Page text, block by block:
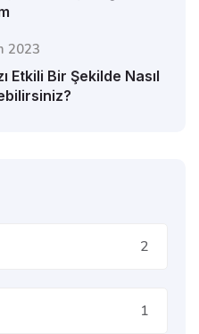
2023
Etkili Bir Şekilde Nasıl
2
1